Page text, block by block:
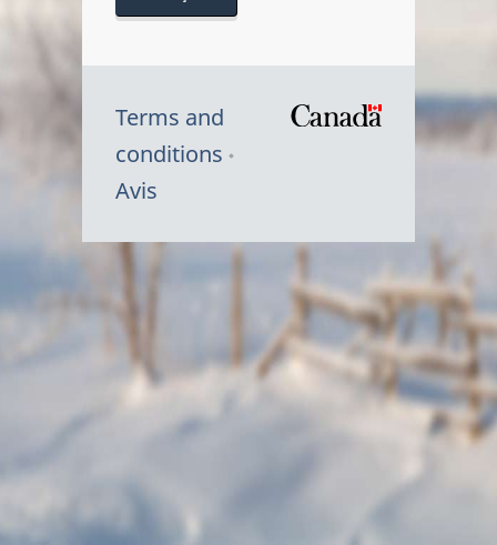
Terms and
conditions
Avis
Symbole
Canada